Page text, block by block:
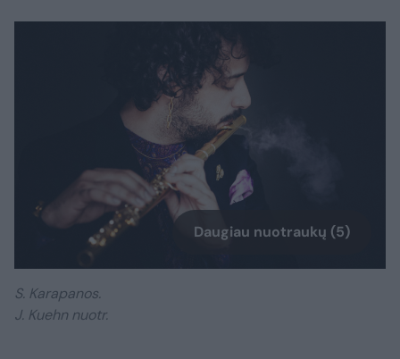
Daugiau nuotraukų (5)
S. Karapanos.
J. Kuehn nuotr.